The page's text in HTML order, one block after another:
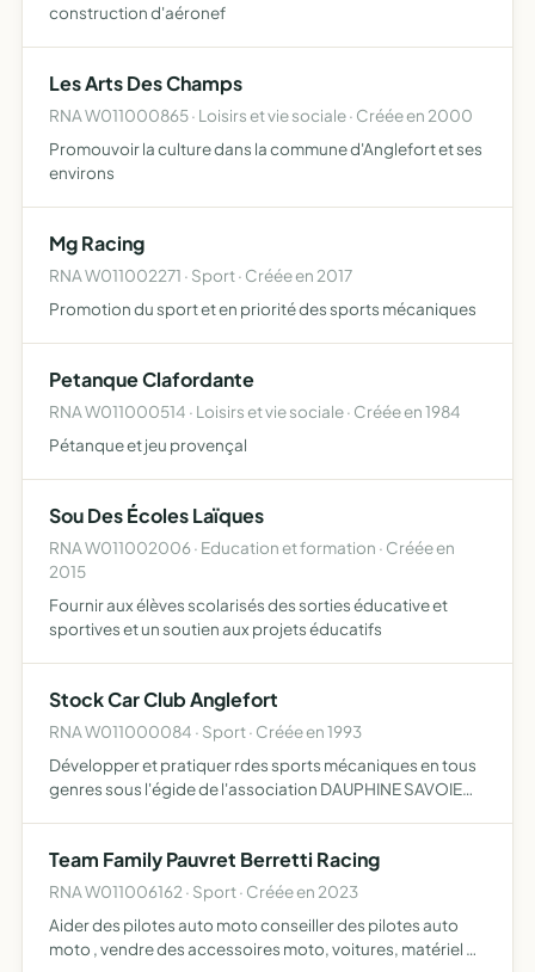
construction d'aéronef
Les Arts Des Champs
RNA W011000865 · Loisirs et vie sociale · Créée en 2000
Promouvoir la culture dans la commune d'Anglefort et ses
environs
Mg Racing
RNA W011002271 · Sport · Créée en 2017
Promotion du sport et en priorité des sports mécaniques
Petanque Clafordante
RNA W011000514 · Loisirs et vie sociale · Créée en 1984
Pétanque et jeu provençal
Sou Des Écoles Laïques
RNA W011002006 · Education et formation · Créée en
2015
Fournir aux élèves scolarisés des sorties éducative et
sportives et un soutien aux projets éducatifs
Stock Car Club Anglefort
RNA W011000084 · Sport · Créée en 1993
Développer et pratiquer rdes sports mécaniques en tous
genres sous l'égide de l'association DAUPHINE SAVOIE
Team Family Pauvret Berretti Racing
RNA W011006162 · Sport · Créée en 2023
Aider des pilotes auto moto conseiller des pilotes auto
moto , vendre des accessoires moto, voitures, matériel de